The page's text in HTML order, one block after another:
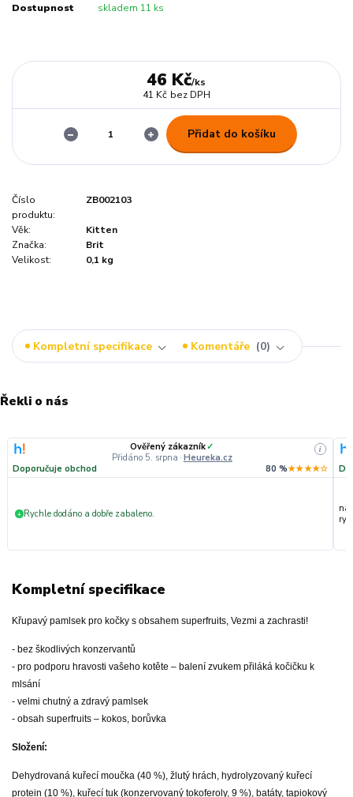
Dostupnost skladem 11 ks
46 Kč/ks
41 Kč bez DPH
Přidat do košíku
Číslo
produktu:
ZB002103
Věk:
Kitten
Značka:
Brit
Velikost:
0,1 kg
Kompletní specifikace Komentáře 0
Řekli o nás
Ověřený zákazník✓
Přidáno 5. srpna · Heureka.cz
i
Doporučuje obchod 80 %★★★★☆
+ Rychle dodáno a dobře zabaleno.
Kompletní specifikace
Křupavý pamlsek pro kočky s obsahem superfruits, Vezmi a zachrasti!
- bez škodlivých konzervantů
- pro podporu hravosti vašeho kotěte – balení zvukem přiláká kočičku k
mlsání
- velmi chutný a zdravý pamlsek
- obsah superfruits – kokos, borůvka
Složení:
Dehydrovaná kuřecí moučka (40 %), žlutý hrách, hydrolyzovaný kuřecí
protein (10 %), kuřecí tuk (konzervovaný tokoferoly, 9 %), batáty, tapiokový